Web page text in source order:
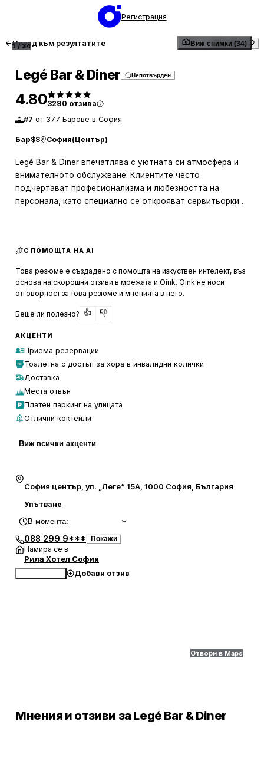
Регистрация
Назад към резултатите
1/34 Виж снимки (34)
Legé Bar & Diner Непотвърден
4.803290 отзива
#7 от 377 Барове в София
Бар$$ София(Център)
Legé Bar & Diner впечатлява с уютната си атмосфера и
внимателното обслужване. Клиентите често
подчертават професионализма и любезността на
персонала, като специално се открояват сервитьорките
авторски коктейли и свежи напитки допринася за
Менюто на Legé Bar & Diner предлага вкусни ястия,
приготвени с внимание и без излишна претенциозност.
Порциите са големи и засищащи, а цените са разумни и
отново. Това е място, където добрата храна и
отличното обслужване вървят ръка за ръка, създавайки
незабравими моменти за всеки посетител.
С ПОМОЩТА НА AI
Това резюме е създадено с помощта на изкуствен интелект, въз
основа на скорошни отзиви в мрежата и Oink. Oink не носи
отговорност за това резюме и мненията в него.
Беше ли полезно? 👍 👎
АКЦЕНТИ
Приема резервации
Тоалетна с достъп за хора в инвалидни колички
Доставка
Места отвън
Платен паркинг на улицата
Отлични коктейли
Виж всички акценти
София център, ул. „Леге“ 15A, 1000 София, България
Упътване
В момента:
088 299 9*** Покажи
Намира се в
Рила Хотел София
Добави отзив
Отвори в Maps
Мнения и отзиви за Legé Bar & Diner